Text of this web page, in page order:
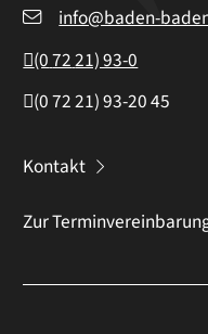
info@baden-
(07221) 93-0
(07221) 93-2045
Kontakt
Zur